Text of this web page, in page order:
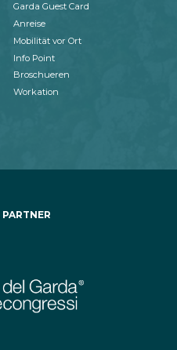
Garda Guest Card
Anreise
Mobilität vor Ort
Info Point
Broschueren
Workation